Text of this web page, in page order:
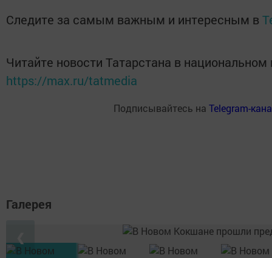
Следите за самым важным и интересным в
Читайте новости Татарстана в
https://max.ru/tatmedia
Подписывайтесь на Telegram-
Галерея